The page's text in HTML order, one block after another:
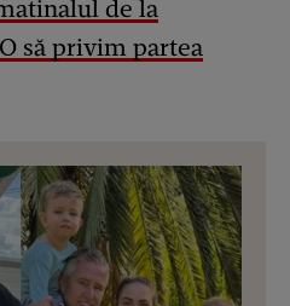
de la
să privim partea